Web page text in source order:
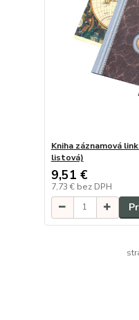
Kniha záznamová
listová)
9,51 €
7,73 € bez DPH